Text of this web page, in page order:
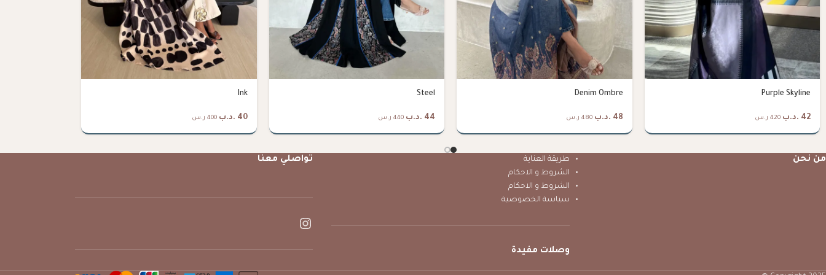
Purple Skyline
42 .د.ب 420 ر.س
Denim Ombre
48 .د.ب 480 ر.س
Steel
44 .د.ب 440 ر.س
Ink
40 .د.ب 400 ر.س
من نحن
طريقة العناية
الشروط و الاحكام
الشروط و الاحكام
سياسة الخصوصية
وصلات مفيدة
تواصلي معنا